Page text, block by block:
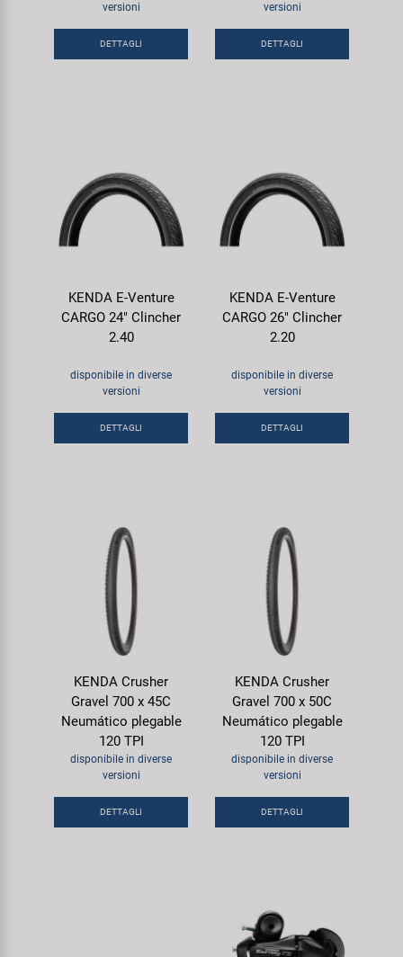
versioni
DETTAGLI
versioni
DETTAGLI
KENDA E-Venture
CARGO 24" Clincher
2.40
disponibile in diverse
versioni
DETTAGLI
KENDA E-Venture
CARGO 26" Clincher
2.20
disponibile in diverse
versioni
DETTAGLI
KENDA Crusher
Gravel 700 x 45C
Neumático plegable
120 TPI
disponibile in diverse
versioni
DETTAGLI
KENDA Crusher
Gravel 700 x 50C
Neumático plegable
120 TPI
disponibile in diverse
versioni
DETTAGLI